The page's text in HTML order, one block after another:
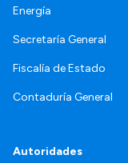
Energía
Secretaría General
Fiscalía de Estado
Contaduría General
Autoridades